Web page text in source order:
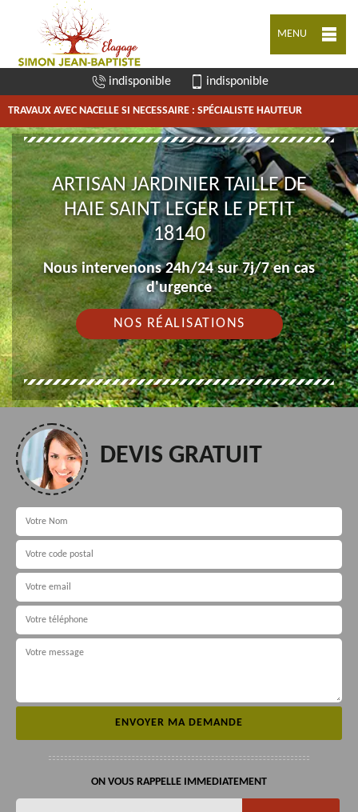
MENU
indisponible indisponible
TRAVAUX AVEC NACELLE SI NECESSAIRE : SPÉCIALISTE HAUTEUR
ARTISAN JARDINIER TAILLE DE
HAIE SAINT LEGER LE PETIT
18140
Nous intervenons 24h/24 sur 7j/7 en cas
d'urgence
NOS RÉALISATIONS
DEVIS GRATUIT
ON VOUS RAPPELLE IMMEDIATEMENT